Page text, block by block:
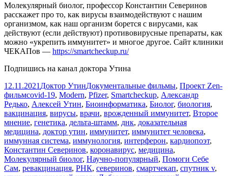
Молекулярный биолог, профессор Константин Северинов
расскажет про то, как вирусы взаимодействуют с нашим
организмом, как наш организм борется с вирусами, как
действуют (если действуют) противовирусные препараты, как
можно «укрепить иммунитет» и многое другое. Сайт клиники
ЧЕКАПов — https://smartcheckup.ru/
Подпишись на канал доктора Утина
Опубликовано
12.11.2021 Автор
Доктор УтинРубрики
Документальные фильмы, Проект Zen-
фильмМетки
covid-19, Modern, Pfizer, Smartcheckup, Александр
Редько, Алексей Утин, Биоинформатика, Биолог, биология,
вакцинация, вирусы, врачи, врожденный иммунитет, Второе
мнение, генетика, дельта-штамм, днк, доказательная
медицина, доктор утин, иммунитет, иммунитет человека,
иммунная система, иммунология, интерферон, кардиопоэт,
Константин Северинов, коронавирус, медицина,
Молекулярный биолог, Научно-популярный, Помоги Себе
Сам, ревакцинация, РНК, северинов, смартчекап, спутник v,